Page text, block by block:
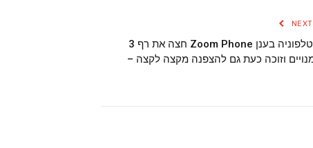
שירות הטלפוניה בענן Zoom Phone חצה את רף 3
וזוכה כעת גם להצפנה מקצה לקצה –